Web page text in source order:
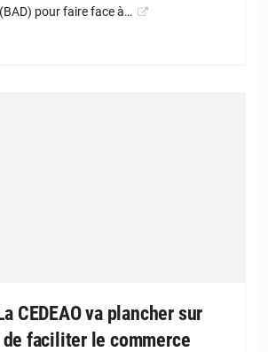
pour faire face à…
CEDEAO va plancher sur
de faciliter le commerce